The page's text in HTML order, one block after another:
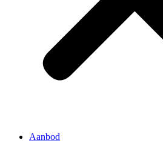
Aanbod